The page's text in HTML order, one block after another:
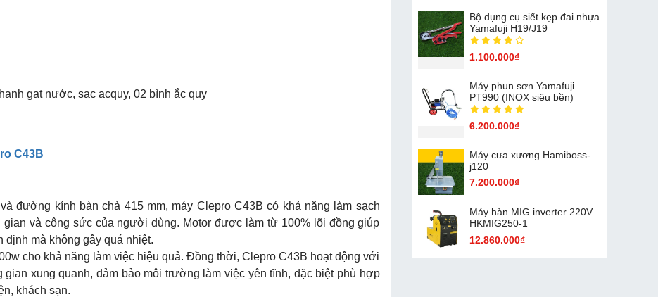
gạt nước, sạc acquy, 02 bình ắc quy
C43B
đường kính bàn chà 415 mm, máy Clepro C43B có khả năng làm sạch
và công sức của người dùng. Motor được làm từ 100% lõi đồng giúp
định mà không gây quá nhiệt.
cho khả năng làm việc hiệu quả. Đồng thời, Clepro C43B hoạt động với
xung quanh, đảm bảo môi trường làm việc yên tĩnh, đặc biệt phù hợp
khách sạn.
Bộ dụng cụ siết kẹp đai nhựa
Yamafuji H19/J19
1.100.000₫
Máy phun sơn Yamafuji
PT990 (INOX siêu bền)
6.200.000₫
Máy cưa xương Hamiboss-
j120
7.200.000₫
Máy hàn MIG inverter 220V
HKMIG250-1
12.860.000₫